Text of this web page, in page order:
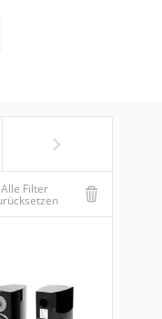
Alle Filter